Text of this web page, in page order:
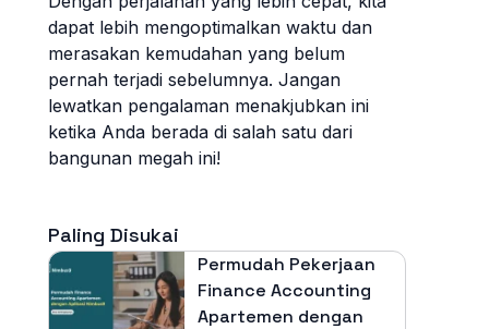
dapat lebih mengoptimalkan waktu dan
merasakan kemudahan yang belum
pernah terjadi sebelumnya. Jangan
lewatkan pengalaman menakjubkan ini
ketika Anda berada di salah satu dari
bangunan megah ini!
Paling Disukai
Permudah Pekerjaan
Finance Accounting
Apartemen dengan